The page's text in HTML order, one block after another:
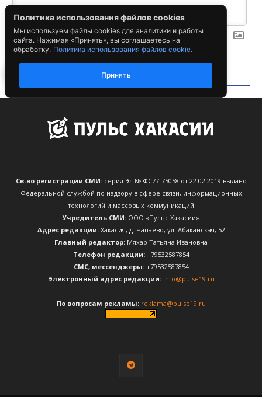
Св-во регистрации СМИ:серия Эл № ФС77-75058 от 22.02.2019 выдано
Федеральной службой по надзору в сфере связи, информационных
технологий и массовых коммуникаций
Учредитель СМИ: ООО «Пульс Хакасии»
Адрес редакции:Хакасия, д. Чапаево, ул. Абаканская, 52
Главный редактор: Мяхар Татьяна Ивановна
Телефон редакции:+79532587854
CМС, мессенджеры:+79532587854
Электронный адрес редакции: info@pulse19.ru
По вопросам рекламы: reklama@pulse19.ru